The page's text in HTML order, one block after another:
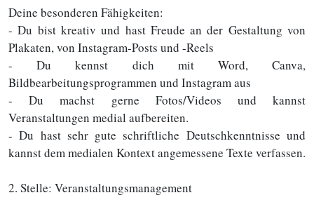
Deine besonderen Fähigkeiten:
- Du bist kreativ und hast Freude an der Gestaltung von
Plakaten, von Instagram-Posts und -Reels
- Du kennst dich mit Word, Canva,
Bildbearbeitungsprogrammen und Instagram aus
- Du machst gerne Fotos/Videos und kannst
Veranstaltungen medial aufbereiten.
- Du hast sehr gute schriftliche Deutschkenntnisse und
kannst dem medialen Kontext angemessene Texte verfassen.
2. Stelle: Veranstaltungsmanagement